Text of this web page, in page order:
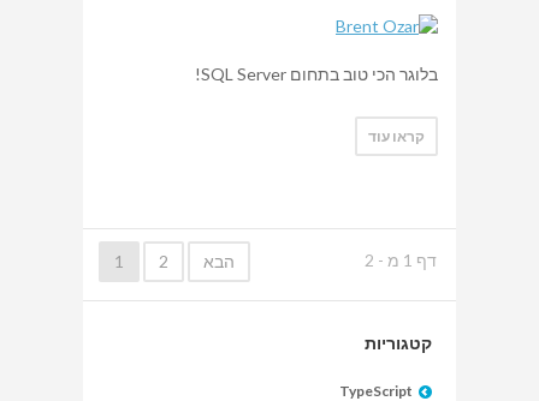
בלוגר הכי טוב בתחום SQL Server!
קראו עוד
1 2 הבא דף 1 מ - 2
קטגוריות
TypeScript